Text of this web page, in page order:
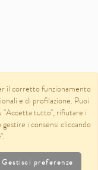
il corretto funzionamento
e di profilazione. Puoi
"Accetta tutto", rifiutare i
i consensi cliccando
Gestisci preferenze